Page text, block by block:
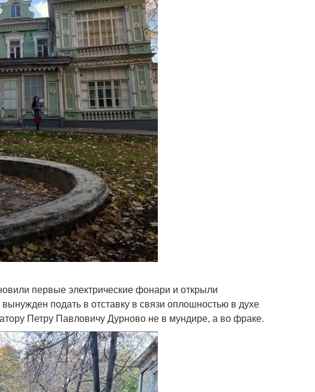
первые электрические фонари и открыли
подать в отставку в связи оплошностью в духе
Петру Павловичу Дурново не в мундире, а во фраке.